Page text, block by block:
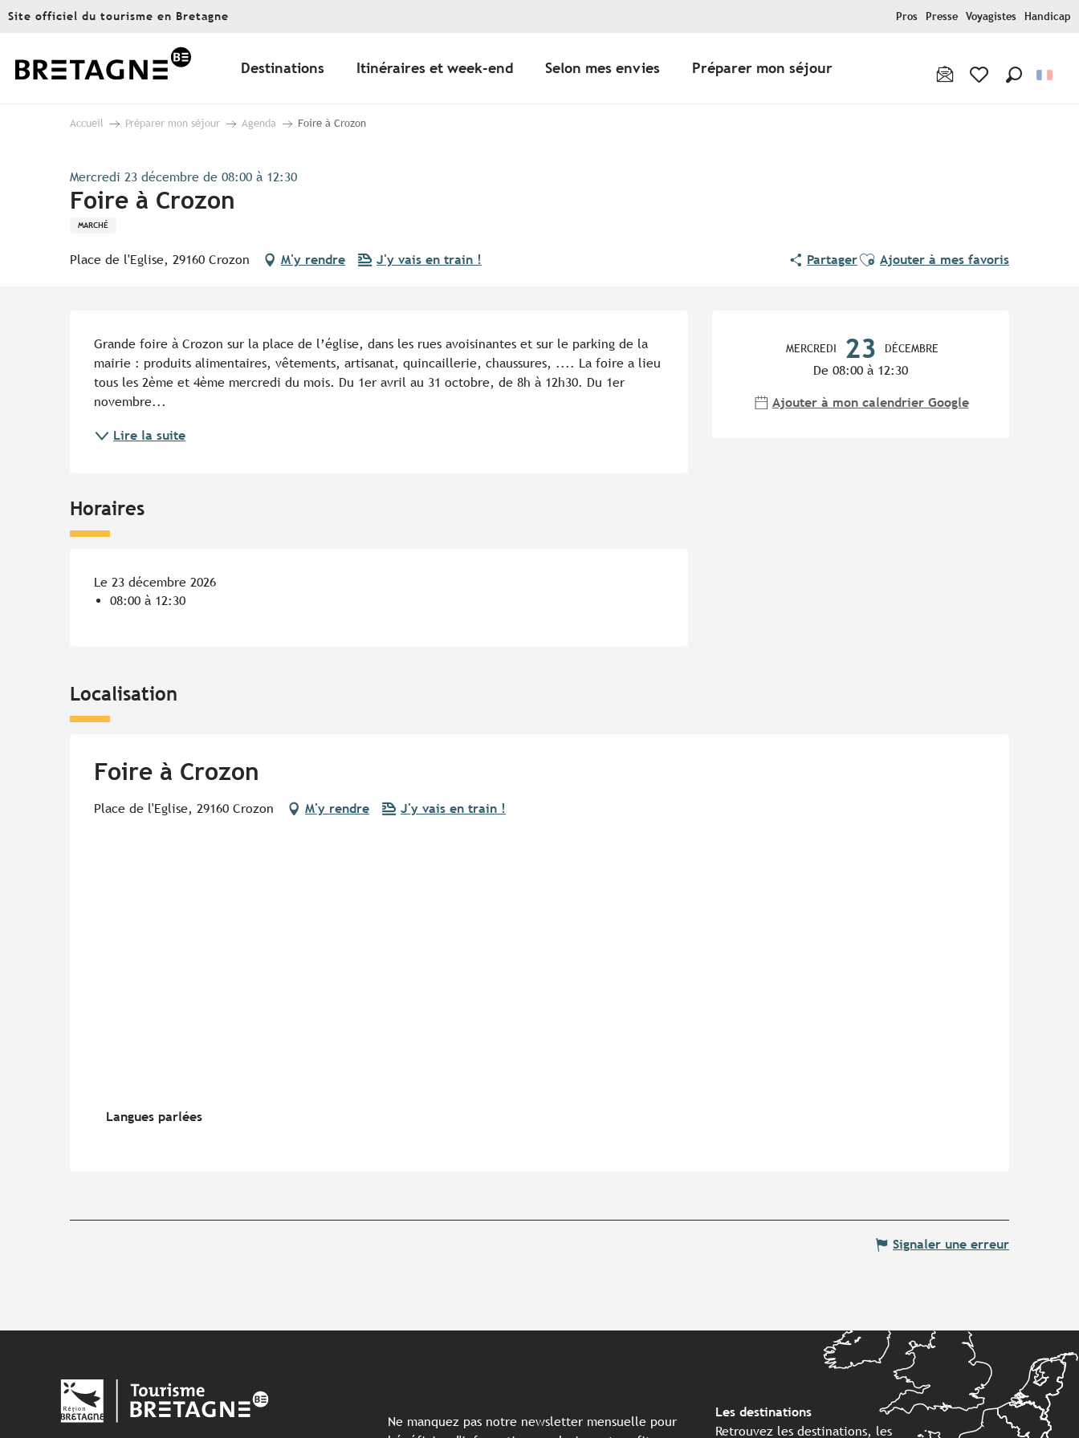
Aller
principal
Site officiel du tourisme en Bretagne Pros Presse Voyagistes Handicap
Destinations Itinéraires et week-end Selon mes envies Préparer mon séjour
Accueil Préparer mon séjour Agenda Foire à Crozon
Mercredi 23 décembre de 08:00 à 12:30
Foire à Crozon
MARCHÉ
Place de l'Eglise, 29160 Crozon M'y rendre J'y vais en train ! PartagerAjouter aux favoris
Ajouter à mes favoris
MERCREDI 23 DÉCEMBRE
De 08:00 à 12:30
Ajouter à mon calendrier Google
Grande foire à Crozon sur la place de l’église, dans les rues avoisinantes et sur le parking de la
mairie : produits alimentaires, vêtements, artisanat, quincaillerie, chaussures, .... La foire a lieu
tous les 2ème et 4ème mercredi du mois. Du 1er avril au 31 octobre, de 8h à 12h30. Du 1er
novembre...
Lire la suite
Horaires
Le 23 décembre 2026
08:00 à 12:30
Localisation
Foire à Crozon
Place de l'Eglise, 29160 Crozon M'y rendre J'y vais en train !
Langues parlées
Langues parlées
Signaler une erreur
Ne manquez pas notre newsletter mensuelle pour
Les destinations
Retrouvez les destinations, les